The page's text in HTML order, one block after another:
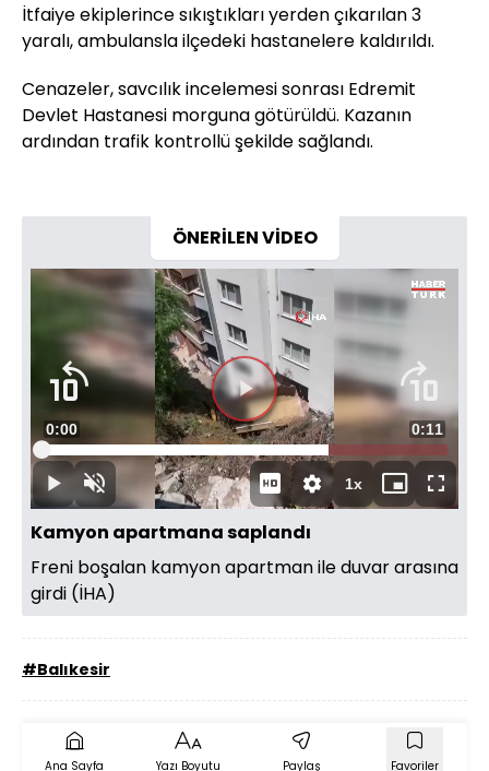
İtfaiye ekiplerince sıkıştıkları yerden çıkarılan 3
yaralı, ambulansla ilçedeki hastanelere kaldırıldı.
Cenazeler, savcılık incelemesi sonrası Edremit
Devlet Hastanesi morguna götürüldü. Kazanın
ardından trafik kontrollü şekilde sağlandı.
ÖNERİLEN VİDEO
Videoyu
Oynat
OynatSesi
Aç
Süre
0:00 Toplam
Süre
0:11
Yüklendi:
70.71%
1xOynatma
Hızı
Mini
oynatıcı
Tam
Ekran
Kamyon apartmana saplandı
Freni boşalan kamyon apartman ile duvar arasına
girdi (İHA)
#Balıkesir
Ana Sayfa Yazı Boyutu Paylaş Favoriler